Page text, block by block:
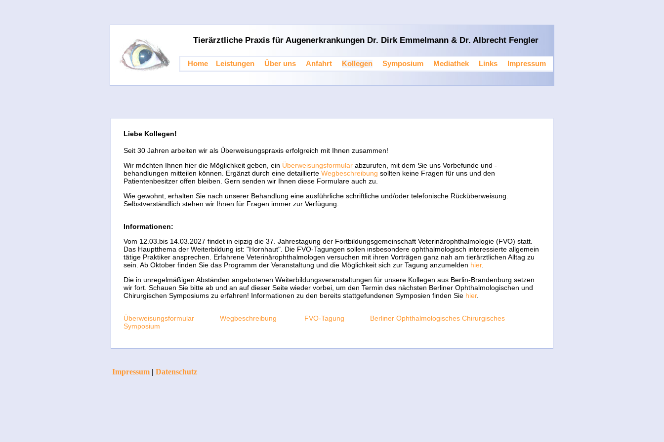
Tierärztliche Praxis für Augenerkrankungen Dr. Dirk Emmelmann & Dr. Albrecht Fengler
Home Leistungen Über uns Anfahrt Kollegen Symposium Mediathek Links Impressum
Liebe Kollegen!
Seit 30 Jahren arbeiten wir als Überweisungspraxis erfolgreich mit Ihnen zusammen!
Wir möchten Ihnen hier die Möglichkeit geben, ein Überweisungsformular abzurufen, mit dem Sie uns Vorbefunde und -
behandlungen mitteilen können. Ergänzt durch eine detaillierte Wegbeschreibung sollten keine Fragen für uns und den
Patientenbesitzer offen bleiben. Gern senden wir Ihnen diese Formulare auch zu.
Wie gewohnt, erhalten Sie nach unserer Behandlung eine ausführliche schriftliche und/oder telefonische Rücküberweisung.
Selbstverständlich stehen wir Ihnen für Fragen immer zur Verfügung.
Informationen:
Vom 12.03.bis 14.03.2027 findet in eipzig die 37. Jahrestagung der Fortbildungsgemeinschaft Veterinärophthalmologie (FVO) statt.
Das Hauptthema der Weiterbildung ist: "Hornhaut". Die FVO-Tagungen sollen insbesondere ophthalmologisch interessierte allgemein
tätige Praktiker ansprechen. Erfahrene Veterinärophthalmologen versuchen mit ihren Vorträgen ganz nah am tierärztlichen Alltag zu
sein. Ab Oktober finden Sie das Programm der Veranstaltung und die Möglichkeit sich zur Tagung anzumelden hier.
Die in unregelmäßigen Abständen angebotenen Weiterbildungsveranstaltungen für unsere Kollegen aus Berlin-Brandenburg setzen
wir fort. Schauen Sie bitte ab und an auf dieser Seite wieder vorbei, um den Termin des nächsten Berliner Ophthalmologischen und
Chirurgischen Symposiums zu erfahren! Informationen zu den bereits stattgefundenen Symposien finden Sie hier.
Überweisungsformular Wegbeschreibung FVO-Tagung
Berliner Ophthalmologisches Chirurgisches
Symposium
Impressum | Datenschutz